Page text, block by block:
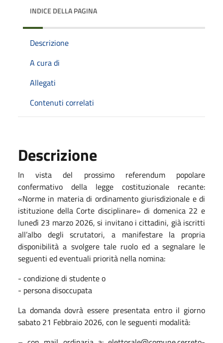
INDICE DELLA PAGINA
Descrizione
A cura di
Allegati
Contenuti correlati
Descrizione
In vista del prossimo referendum popolare
confermativo della legge costituzionale recante:
«Norme in materia di ordinamento giurisdizionale e di
istituzione della Corte disciplinare» di domenica 22 e
lunedì 23 marzo 2026, si invitano i cittadini, già iscritti
all’albo degli scrutatori, a manifestare la propria
disponibilità a svolgere tale ruolo ed a segnalare le
seguenti ed eventuali priorità nella nomina:
- condizione di studente o
- persona disoccupata
La domanda dovrà essere presentata entro il giorno
sabato 21 Febbraio 2026, con le seguenti modalità: